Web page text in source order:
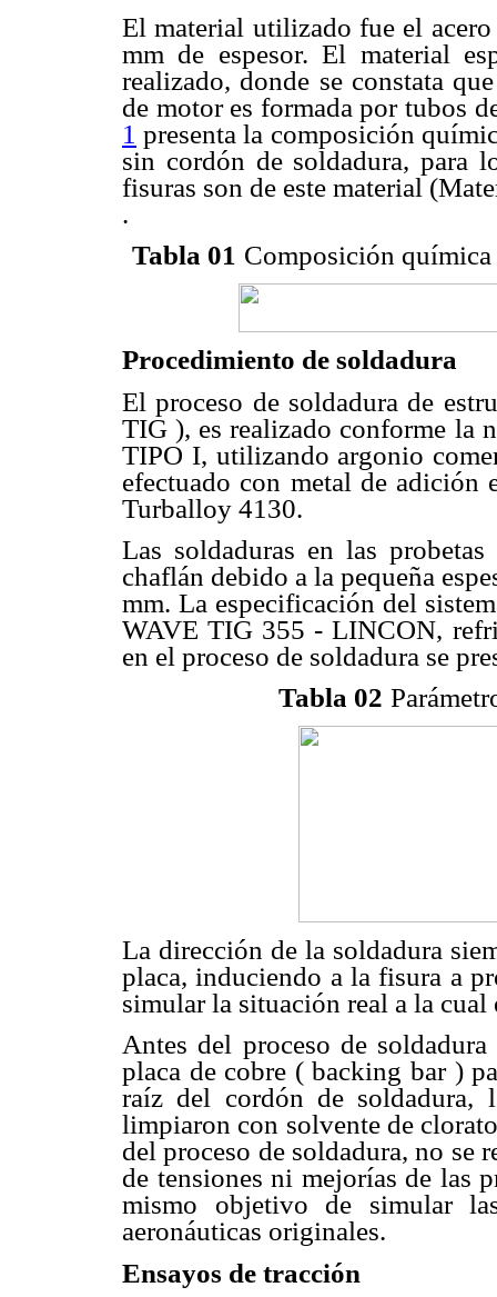
El material utilizado fue el
mm de espesor. El material
realizado, donde se constata
de motor es formada por tubos
1 presenta la composición
sin cordón de soldadura, para
fisuras son de este material
.
Tabla 01 Composición
Procedimiento de soldadura
El proceso de soldadura de
TIG ), es realizado conforme la
TIPO I, utilizando argonio
efectuado con metal de
Turballoy 4130.
Las soldaduras en las
chaflán debido a la pequeña
mm. La especificación del
WAVE TIG 355 - LINCON,
en el proceso de soldadura se
Tabla 02
La dirección de la soldadura
placa, induciendo a la fisura a
simular la situación real a la
Antes del proceso de
placa de cobre ( backing bar )
raíz del cordón de soldadura,
limpiaron con solvente de
del proceso de soldadura, no se
de tensiones ni mejorías de las
mismo objetivo de simular
aeronáuticas originales.
Ensayos de tracción